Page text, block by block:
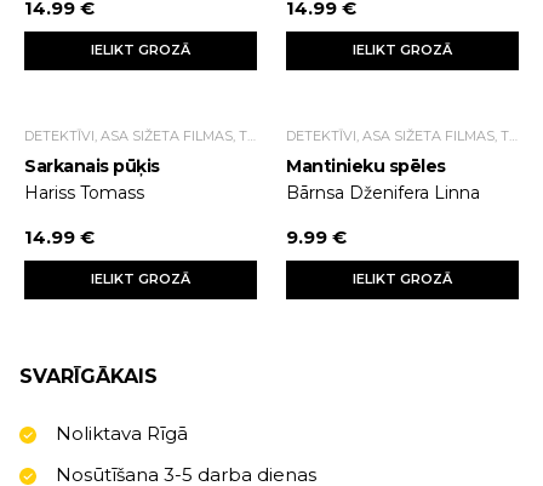
14.99 €
IELIKT GROZĀ
14.99 €
IELIKT GROZĀ
Sarkanais pūķis
Hariss Tomass
14.99 €
IELIKT GROZĀ
Mantinieku spēles
Bārnsa Dženifera Linna
9.99 €
IELIKT GROZĀ
SVARĪGĀKAIS
Noliktava Rīgā
Nosūtīšana 3-5 darba dienas